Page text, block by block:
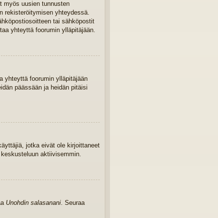
myös uusien tunnusten
rekisteröitymisen yhteydessä.
tai sähköpostit
yhteyttä foorumin ylläpitäjään.
yhteyttä foorumin ylläpitäjään
päässään ja heidän pitäisi
jotka eivät ole kirjoittaneet
aktiivisemmin.
Unohdin salasanani. Seuraa